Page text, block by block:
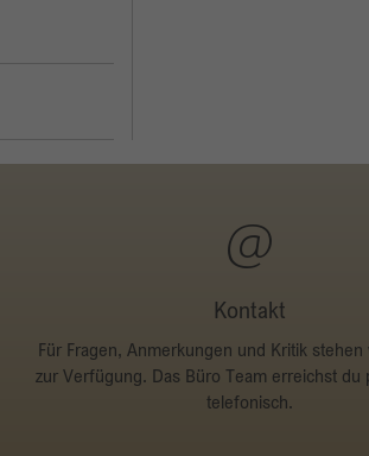
Kontakt
Für Fragen, Anmerkungen und Kritik
zur Verfügung. Das Büro Team erreichst du
telefonisch.